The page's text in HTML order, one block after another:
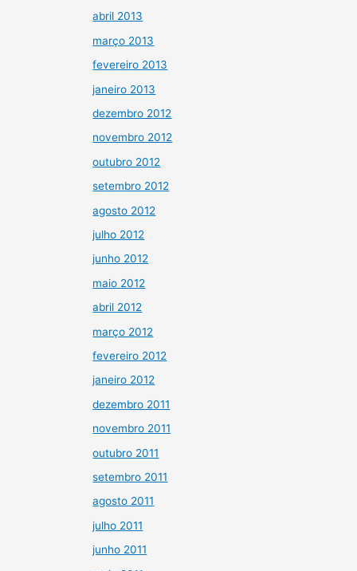
abril 2013
março 2013
fevereiro 2013
janeiro 2013
dezembro 2012
novembro 2012
outubro 2012
setembro 2012
agosto 2012
julho 2012
junho 2012
maio 2012
abril 2012
março 2012
fevereiro 2012
janeiro 2012
dezembro 2011
novembro 2011
outubro 2011
setembro 2011
agosto 2011
julho 2011
junho 2011